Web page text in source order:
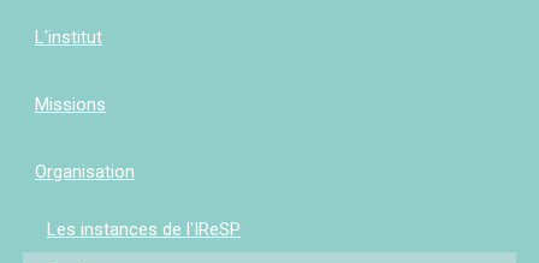
L'institut
Missions
Organisation
Les instances de l'IReSP